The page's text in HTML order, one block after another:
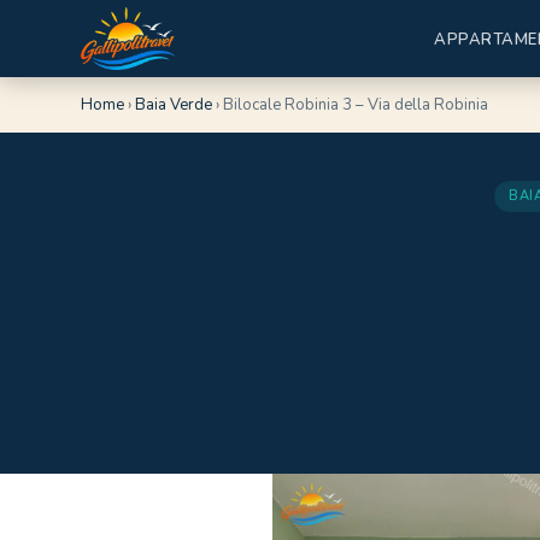
Home›Baia Verde› Bilocale Robinia 3 – Via della Robinia